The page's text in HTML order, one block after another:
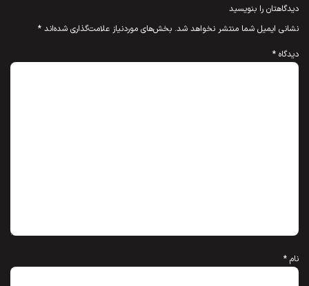
دیدگاهتان را بنویسید
نشانی ایمیل شما منتشر نخواهد شد. بخش‌های موردنیاز علامت‌گذاری شده‌اند *
دیدگاه *
نام *